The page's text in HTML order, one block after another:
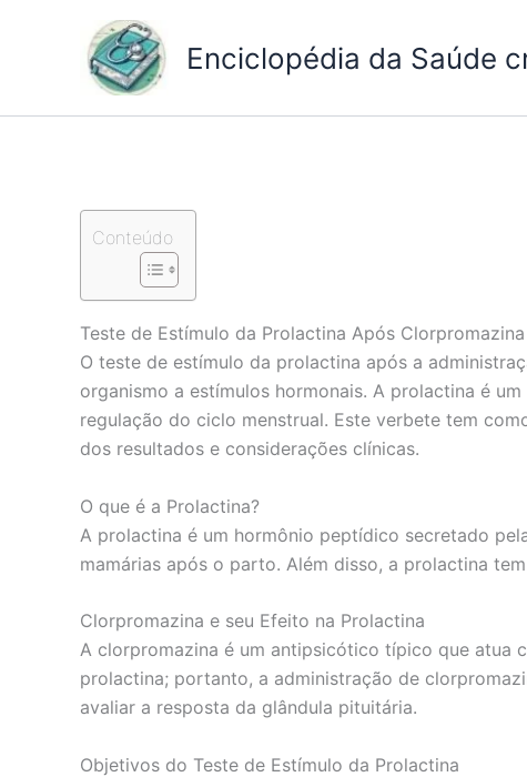
Enciclopédia da Saúde
Conteúdo
Teste de Estímulo da Prolactina Após Clorpromazina
O teste de estímulo da prolactina após a
organismo a estímulos hormonais. A prolactina é
regulação do ciclo menstrual. Este verbete tem
dos resultados e considerações clínicas.
O que é a Prolactina?
A prolactina é um hormônio peptídico secretado
mamárias após o parto. Além disso, a prolactina
Clorpromazina e seu Efeito na Prolactina
A clorpromazina é um antipsicótico típico que atua
prolactina; portanto, a administração de
avaliar a resposta da glândula pituitária.
Objetivos do Teste de Estímulo da Prolactina